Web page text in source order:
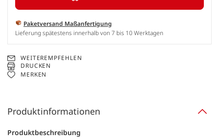
Paketversand Maßanfertigung
Lieferung spätestens innerhalb von 7 bis 10 Werktagen
WEITEREMPFEHLEN
DRUCKEN
MERKEN
Produktinformationen
Produktbeschreibung